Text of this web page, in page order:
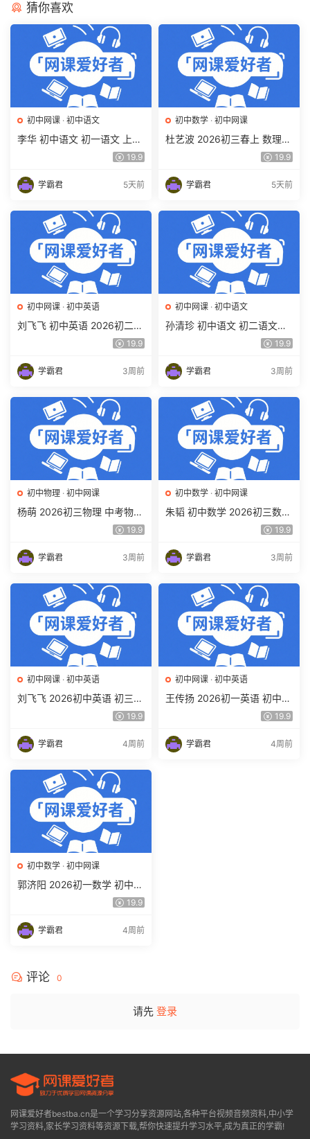
猜你喜欢
初中网课 · 初中语文
李华 初中语文 初一语文 上下
学期同步复习课程（34讲带19.9
学霸君 5天前
初中数学 · 初中网课
杜艺波 2026初三春上 数理思
维自主学习·SK（三期）百度
19.9
学霸君 5天前
初中网课 · 初中英语
刘飞飞 初中英语 2026初二英
语读写素养培训班（秋上秋下
19.9
学霸君 3周前
初中网课 · 初中语文
孙清珍 初中语文 初二语文读
写素养培训班（秋上秋下·全19.9
学霸君 3周前
初中物理 · 初中网课
杨萌 2026初三物理 中考物理
培训班 秋上秋下·全国版·S 百
19.9
学霸君 3周前
初中数学 · 初中网课
朱韬 初中数学 2026初三数学
中考数学培训班（秋上秋下·19.9
学霸君 3周前
初中网课 · 初中英语
刘飞飞 2026初中英语 初三英
语培训班（秋上秋下·全国版·
19.9
学霸君 4周前
初中网课 · 初中英语
王传扬 2026初一英语 初中英
语春上 双语素养自主学习·TY·
19.9
学霸君 4周前
初中数学 · 初中网课
郭济阳 2026初一数学 初中数
学春上 数理思维自主学习·BS
19.9
学霸君 4周前
评论 0
请先 登录
网课爱好者bestba.cn是一个学习分享资源网站,各种平台视频音频资料,中小学
学习资料,家长学习资料等资源下载,帮你快速提升学习水平,成为真正的学霸!